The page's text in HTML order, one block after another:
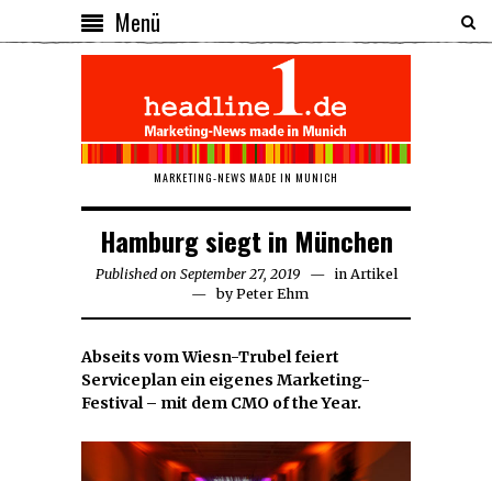
Menü
MARKETING-NEWS MADE IN MUNICH
Hamburg siegt in München
Published on September 27, 2019September
27,
2019
in Artikel
byPeter Ehm
Abseits vom Wiesn-Trubel feiert
Serviceplan ein eigenes Marketing-
Festival – mit dem CMO of the Year.